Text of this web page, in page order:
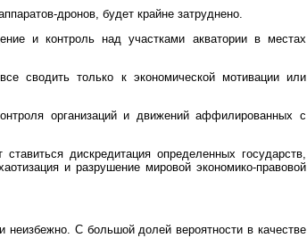
дронов, будет крайне затруднено.
и контроль над участками акватории в местах
сводить только к экономической мотивации или
организаций и движений аффилированных с
дискредитация определенных государств,
и разрушение мировой экономико-правовой
неизбежно. С большой долей вероятности в качестве